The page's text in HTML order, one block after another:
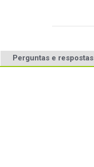
Perguntas e respostas